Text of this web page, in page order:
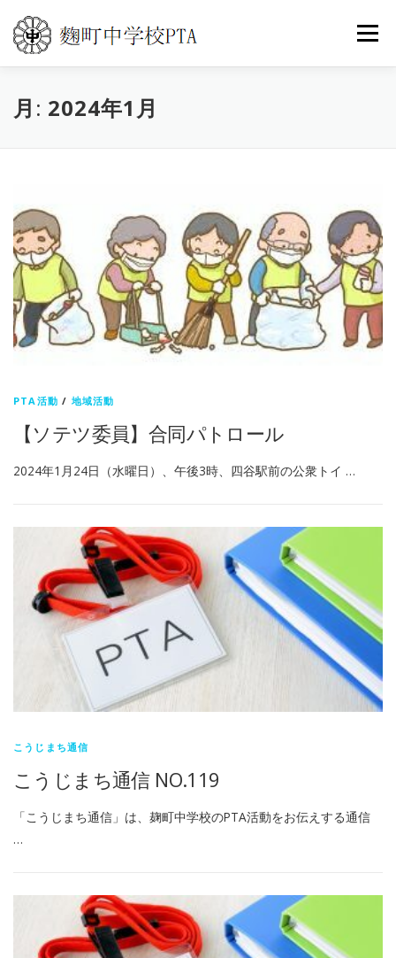
メニュ
トップ PTA活動
お問い合わせ
月: 2024年1月
PTA活動 / 地域活動
【ソテツ委員】合同パトロール
2024年1月24日（水曜日）、午後3時、四谷駅前の公衆トイ …
こうじまち通信
こうじまち通信 NO.119
「こうじまち通信」は、麹町中学校のPTA活動をお伝えする通信
…